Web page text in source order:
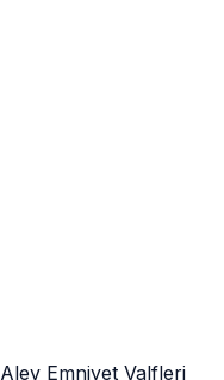
Alev Emniyet Valfleri